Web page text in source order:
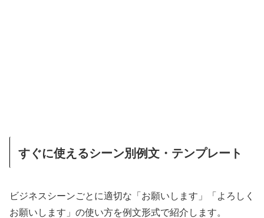
すぐに使えるシーン別例文・テンプレート
ビジネスシーンごとに適切な「お願いします」「よろしく
お願いします」の使い方を例文形式で紹介します。